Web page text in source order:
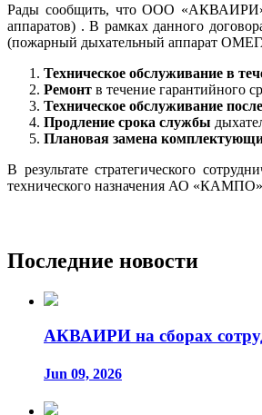
Рады сообщить, что ООО «АКВАИРИ»
аппаратов) . В рамках данного
(пожарный дыхательный аппарат
Техническое обслуживание в
Ремонт в течение гарантийного
Техническое обслуживание
Продление срока службы
Плановая замена
В результате стратегического
технического назначения АО
Последние новости
АКВАИРИ на сборах
Jun 09, 2026